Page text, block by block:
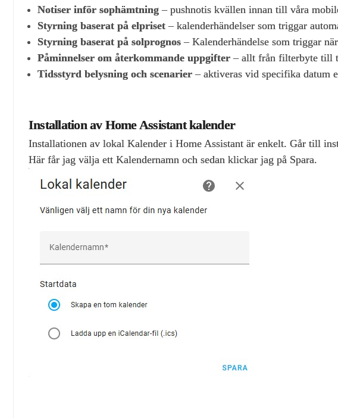
Notiser inför sophämtning – pushnotis kvällen innan till våra
Styrning baserat på elpriset – kalenderhändelser som triggar
Styrning baserat på solprognos – Kalenderhändelse som triggar
Påminnelser om återkommande uppgifter – allt från filterbyte till
Tidsstyrd belysning och scenarier – aktiveras vid specifika datum
Installation av Home Assistant kalender
Installationen av lokal Kalender i Home Assistant är enkelt. Går till
Här får jag välja ett Kalendernamn och sedan klickar jag på Spara.